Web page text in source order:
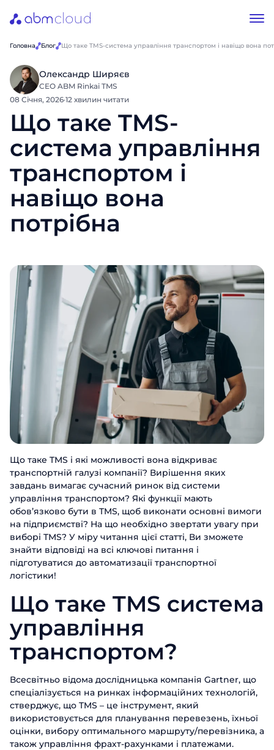
Головна Блог Що таке TMS-система управління транспортом і навіщо вона
Олександр Ширяєв
CEO ABM Rinkai TMS
08 Січня, 2026·12 хвилин читати
Що таке TMS-
система управління
транспортом і
навіщо вона
потрібна
Що таке TMS і які можливості вона відкриває
транспортній галузі компанії? Вирішення яких
завдань вимагає сучасний ринок від системи
управління транспортом? Які функції мають
обов’язково бути в TMS, щоб виконати основні вимоги
на підприємстві? На що необхідно звертати увагу при
виборі TMS? У міру читання цієї статті, Ви зможете
знайти відповіді на всі ключові питання і
підготуватися до автоматизації транспортної
логістики!
Що таке TMS система
управління
транспортом?
Всесвітньо відома дослідницька компанія Gartner, що
спеціалізується на ринках інформаційних технологій,
стверджує, що TMS – це інструмент, який
використовується для планування перевезень, їхньої
оцінки, вибору оптимального маршруту/перевізника, а
також управління фрахт-рахунками і платежами.